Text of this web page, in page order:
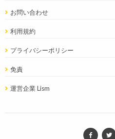
お問い合わせ
利用規約
プライバシーポリシー
免責
運営企業 Lism